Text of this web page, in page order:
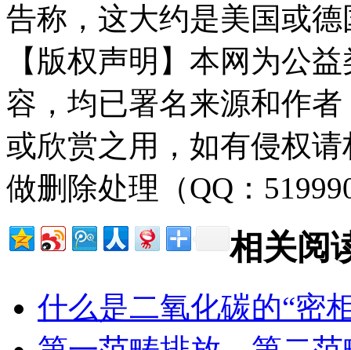
告称，这大约是美国或
【版权声明】本网为公
容，均已署名来源和作
或欣赏之用，如有侵权
做删除处理（QQ：
相关阅
什么是二氧化碳的“密